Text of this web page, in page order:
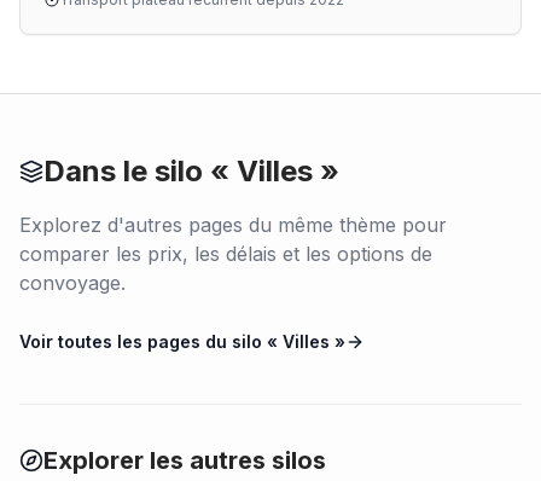
Dans le silo « Villes »
Explorez d'autres pages du même thème pour
comparer les prix, les délais et les options de
convoyage.
Voir toutes les pages du silo « Villes »
Explorer les autres silos